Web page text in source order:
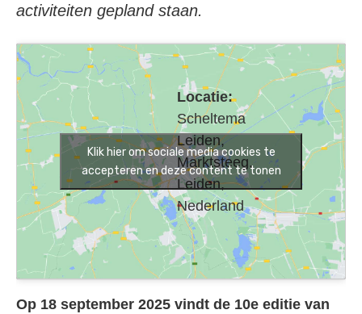
activiteiten gepland staan.
Locatie:
Scheltema
Leiden,
Marktsteeg,
Leiden,
Nederland
Klik hier om sociale media cookies te
accepteren en deze content te tonen
Op 18 september 2025 vindt de 10e editie van